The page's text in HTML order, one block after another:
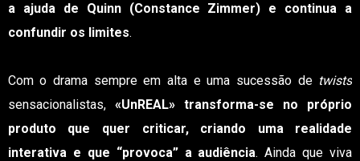
a ajuda de Quinn (Constance Zimmer) e continua a
confundir os limites.
Com o drama sempre em alta e uma sucessão de twists
sensacionalistas, «UnREAL» transforma-se no próprio
produto que quer criticar, criando uma realidade
interativa e que “provoca” a audiência. Ainda que viva